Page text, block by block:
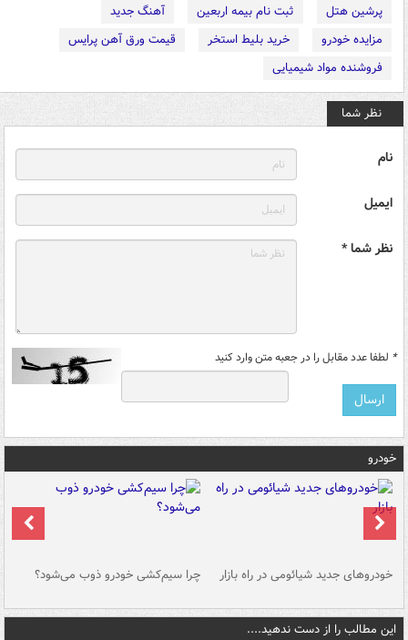
پرشین هتل
ثبت نام بیمه اربعین
آهنگ جدید
مزایده خودرو
خرید بلیط استخر
قیمت ورق آهن پرایس
فروشنده مواد شیمیایی
نظر شما
نام
ایمیل
نظر شما *
* لطفا عدد مقابل را در جعبه متن وارد کنید
خودرو
خودروهای جدید شیائومی در راه بازار چرا سیم‌کشی خودرو ذوب می‌شود؟
این مطالب را از دست ندهید....